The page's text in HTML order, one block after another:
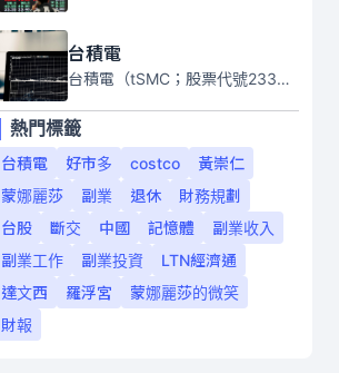
台積電
台積電（tSMC；股票代號2330）是全球領先的半導體代工公司，成立於1987年，總部位於台灣新竹。且已於美國、日本、德國及中國設廠，台積電是全球首家專業積體電路製造服務公司，也是全球最先進和最大規模的半導體代工廠。
熱門標籤
台積電
好市多 costco
黃崇仁
蒙娜麗莎
副業 退休
財務規劃
台股
斷交 中國 記憶體
副業收入
副業工作
副業投資
LTN經濟通
達文西
羅浮宮
蒙娜麗莎的微笑
財報